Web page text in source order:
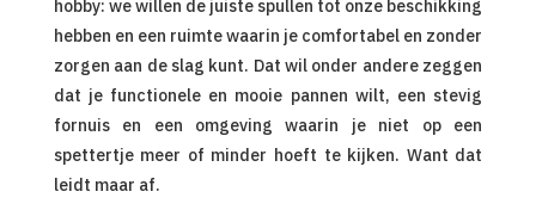
hobby: we willen de juiste spullen tot onze beschikking
hebben en een ruimte waarin je comfortabel en zonder
zorgen aan de slag kunt. Dat wil onder andere zeggen
dat je functionele en mooie pannen wilt, een stevig
fornuis en een omgeving waarin je niet op een
spettertje meer of minder hoeft te kijken. Want dat
leidt maar af.